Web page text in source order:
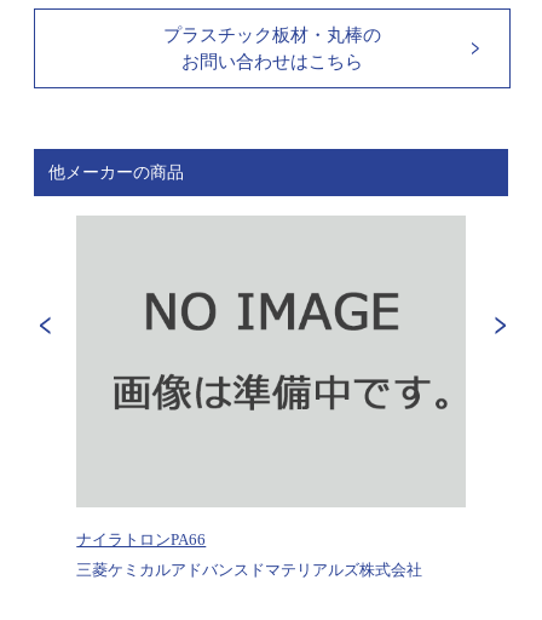
プラスチック板材・丸棒の
お問い合わせはこちら
他メーカーの商品
66N
ナイラトロンPA66
三菱ケミカルアドバンスドマテリアルズ株式会社
PA6-6
PA6-6
PA6
6N
PA6